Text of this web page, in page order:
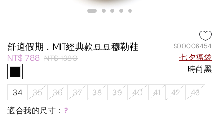
舒適假期．MIT經典款豆豆穆勒鞋 S00006454
NT$ 788 NT$ 1380
七夕福袋
時尚黑
34 35 36 37 38 39 40 41 42
43
適合我的尺寸： ?